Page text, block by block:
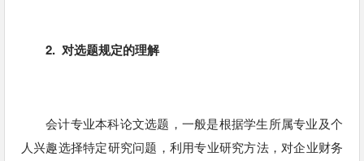
2. 对选题规定的理解
会计专业本科论文选题，一般是根据学生所属专业及个
人兴趣选择特定研究问题，利用专业研究方法，对企业财务